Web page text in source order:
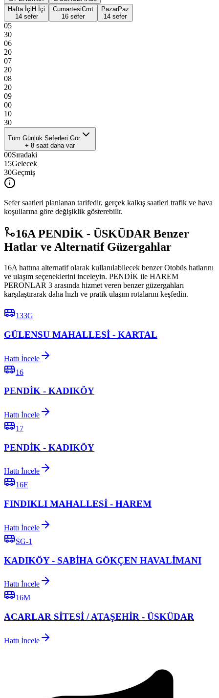
Hafta İçi H.İçi
14 sefer
CumartesiCmt
16 sefer
PazarPaz
14 sefer
05
30
06
20
07
20
08
20
09
00
10
30
Tüm Günlük Seferleri Gör
+ 8 saat daha var
00Sıradaki
15Gelecek
30Geçmiş
Sefer saatleri planlanan tarifedir, gerçek kalkış saatleri trafik ve hava
koşullarına göre değişiklik gösterebilir.
16A PENDİK - ÜSKÜDAR Benzer
Hatlar ve Alternatif Güzergahlar
16A hattına alternatif olarak kullanılabilecek benzer Otobüs hatlarını
ve ulaşım seçeneklerini inceleyin. PENDİK ile HAREM
PERONLAR 3 arasında hizmet veren benzer güzergahları
karşılaştırarak daha hızlı ve pratik ulaşım rotalarını keşfedin.
133G
GÜLENSU MAHALLESİ - KARTAL
Hattı İncele
16
PENDİK - KADIKÖY
Hattı İncele
17
PENDİK - KADIKÖY
Hattı İncele
16F
FINDIKLI MAHALLESİ - HAREM
Hattı İncele
SG-1
KADIKÖY - SABİHA GÖKÇEN HAVALİMANI
Hattı İncele
16M
ACARLAR SİTESİ / ATAŞEHİR - ÜSKÜDAR
Hattı İncele